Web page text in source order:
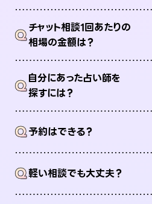
Qチャット相談1回あたりの
相場の金額は？
Q自分にあった占い師を
探すには？
Q予約はできる？
Q軽い相談でも大丈夫？